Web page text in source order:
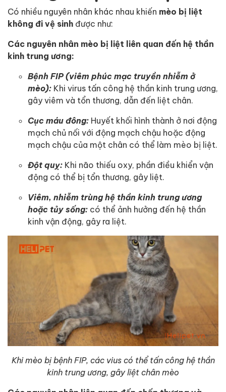
Có nhiều nguyên nhân khác nhau khiến mèo bị liệt
không đi vệ sinh được như:
Các nguyên nhân mèo bị liệt liên quan đến hệ thần
kinh trung ương:
Bệnh FIP (viêm phúc mạc truyền nhiễm ở
mèo): Khi virus tấn công hệ thần kinh trung ương,
gây viêm và tổn thương, dẫn đến liệt chân.
Cục máu đông: Huyết khối hình thành ở nơi động
mạch chủ nối với động mạch chậu hoặc động
mạch chậu của một chân có thể làm mèo bị liệt.
Đột quỵ: Khi não thiếu oxy, phần điều khiển vận
động có thể bị tổn thương, gây liệt.
Viêm, nhiễm trùng hệ thần kinh trung ương
hoặc tủy sống: có thể ảnh hưởng đến hệ thần
kinh vận động, gây ra liệt.
Khi mèo bị bệnh FIP, các vius có thể tấn công hệ thần
kinh trung ương, gây liệt chân mèo